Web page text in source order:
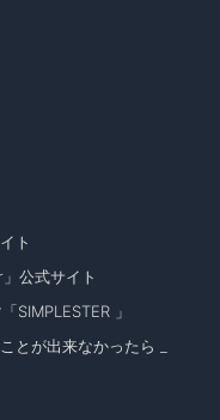
ト
公式サイト
SIMPLESTER 」
とが出来なかったら _